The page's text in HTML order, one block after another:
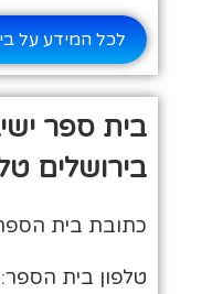
לכל המידע על
בית ספר
בירושלים
כתובת בית הספר:
טלפון בית הספר: 02-5002391